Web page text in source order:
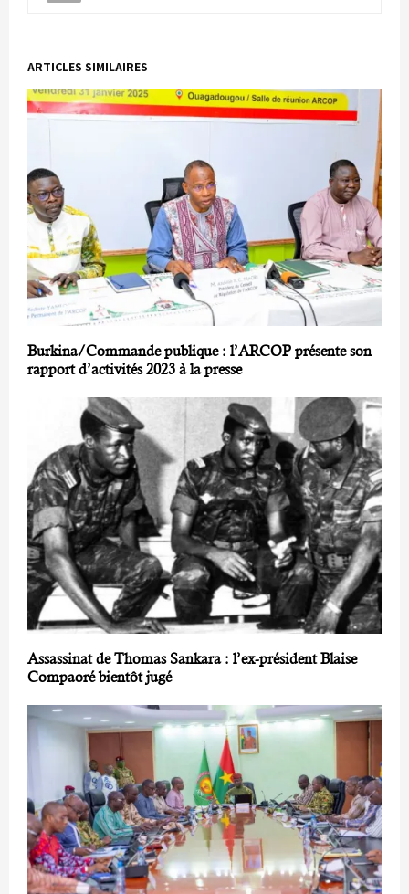
ARTICLES SIMILAIRES
Burkina/Commande publique : l’ARCOP présente son
rapport d’activités 2023 à la presse
Assassinat de Thomas Sankara : l’ex-président Blaise
Compaoré bientôt jugé